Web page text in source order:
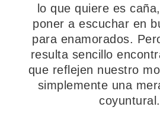
lo que quiere es
poner a escuchar en
para enamorados.
resulta sencillo
que reflejen nuestro
simplemente una
coyuntural.